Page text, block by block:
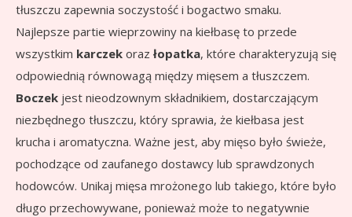
tłuszczu zapewnia soczystość i bogactwo smaku.
Najlepsze partie wieprzowiny na kiełbasę to przede
wszystkim karczek oraz łopatka, które charakteryzują się
odpowiednią równowagą między mięsem a tłuszczem.
Boczek jest nieodzownym składnikiem, dostarczającym
niezbędnego tłuszczu, który sprawia, że kiełbasa jest
krucha i aromatyczna. Ważne jest, aby mięso było świeże,
pochodzące od zaufanego dostawcy lub sprawdzonych
hodowców. Unikaj mięsa mrożonego lub takiego, które było
długo przechowywane, ponieważ może to negatywnie